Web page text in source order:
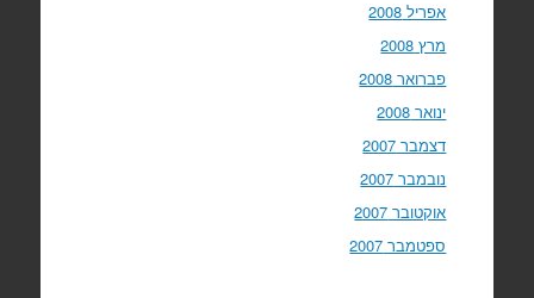
אפריל 2008
מרץ 2008
פברואר 2008
ינואר 2008
דצמבר 2007
נובמבר 2007
אוקטובר 2007
ספטמבר 2007